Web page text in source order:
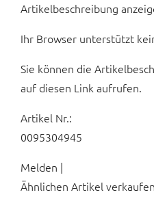
Artikelbeschreibung
Ihr Browser unterstützt
Sie können die
auf diesen Link aufrufen.
Artikel Nr.:
0095304945
Melden |
Ähnlichen Artikel verkaufen